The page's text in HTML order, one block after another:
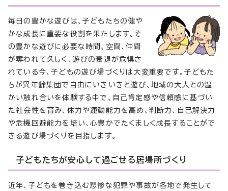
毎日の豊かな遊びは、子どもたちの健や
かな成長に重要な役割を果たします。そ
の豊かな遊びに必要な時間、空間、仲間
が奪われて久しく、遊びの衰退が危惧さ
れている今、子どもの遊び場づくりは大変重要です。子どもた
ちが異年齢集団で自由にいきいきと遊び、地域の大人との温
かい触れ合いを体験する中で、自己肯定感や信頼感に基づい
た社会性を育み、体力や運動能力を高め、判断力、自己解決力
や危機回避能力を培い、心豊かでたくましく成長することがで
きる遊び場づくりを目指します。
子どもたちが安心して過ごせる居場所づくり
近年、子どもを巻き込む悲惨な犯罪や事故が各地で発生して